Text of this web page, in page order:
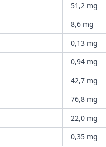
51,2 mg
8,6 mg
0,13 mg
0,94 mg
42,7 mg
76,8 mg
22,0 mg
0,35 mg